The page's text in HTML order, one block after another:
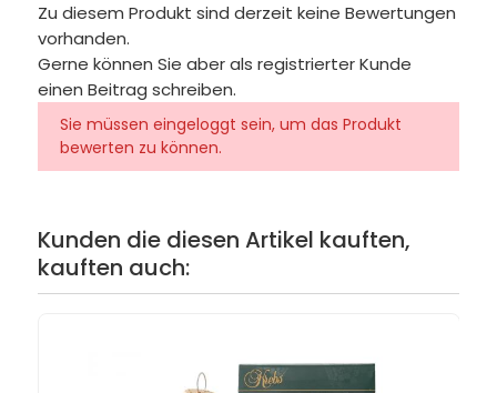
Zu diesem Produkt sind derzeit keine Bewertungen
vorhanden.
Gerne können Sie aber als registrierter Kunde
einen Beitrag schreiben.
Sie müssen eingeloggt sein, um das Produkt
bewerten zu können.
Kunden die diesen Artikel kauften,
kauften auch: